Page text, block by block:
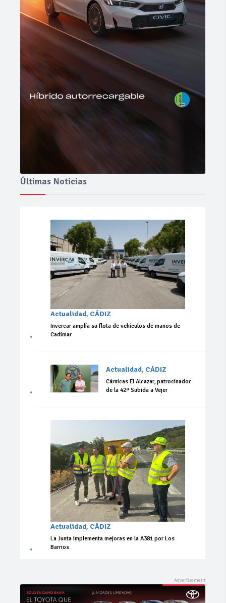
Últimas Noticias
Actualidad, CÁDIZ
Invercar amplía su flota de vehículos de manos de
Cadimar
Actualidad, CÁDIZ
Cárnicas El Alcazar, patrocinador
de la 42ª Subida a Vejer
Actualidad, CÁDIZ
La Junta implementa mejoras en la A381 por Los
Barrios